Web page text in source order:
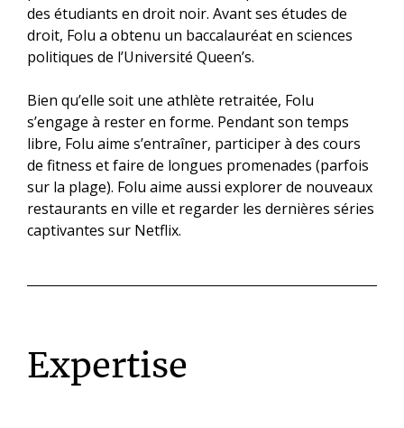
des étudiants en droit noir. Avant ses études de
droit, Folu a obtenu un baccalauréat en sciences
politiques de l’Université Queen’s.
Bien qu’elle soit une athlète retraitée, Folu
s’engage à rester en forme. Pendant son temps
libre, Folu aime s’entraîner, participer à des cours
de fitness et faire de longues promenades (parfois
sur la plage). Folu aime aussi explorer de nouveaux
restaurants en ville et regarder les dernières séries
captivantes sur Netflix.
Expertise